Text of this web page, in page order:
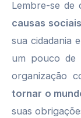
Lembre-se de
causas sociais
sua cidadania
um pouco de
organização
tornar o
suas